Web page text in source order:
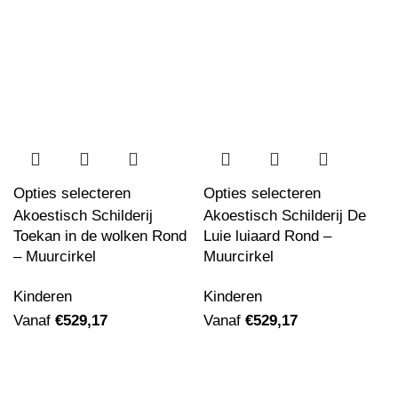
Opties selecteren
Akoestisch Schilderij
Toekan in de wolken Rond
– Muurcirkel
Kinderen
Vanaf €529,17
Opties selecteren
Akoestisch Schilderij De
Luie luiaard Rond –
Muurcirkel
Kinderen
Vanaf €529,17